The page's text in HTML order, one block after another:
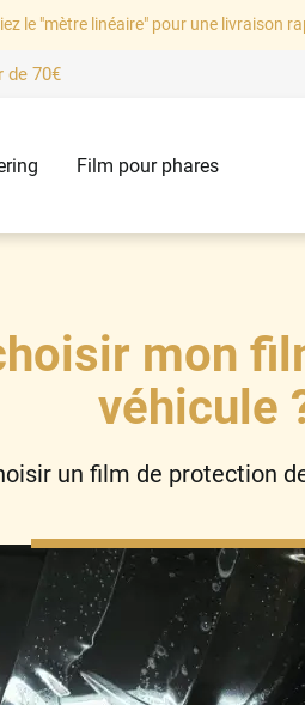
le "mètre linéaire" pour une livraison
de 70€
Film pour phares
mon
véhicule
un film de protection